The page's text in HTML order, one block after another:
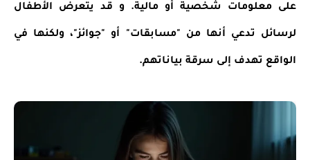
على معلومات شخصية أو مالية. و قد يتعرض الأطفال
لرسائل تدعي أنها من "مسابقات" أو "جوائز"، ولكنها في
الواقع تهدف إلى سرقة بياناتهم.